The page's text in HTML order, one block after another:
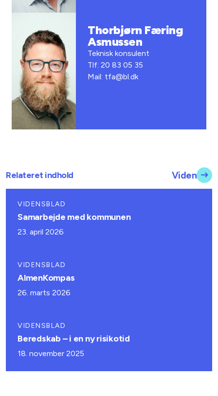
Thorbjørn Færing
Asmussen
Teknisk konsulent
Tlf: 20 83 05 35
Mail: tfa@bl.dk
Relateret indhold Viden
VIDENSBLAD
Samarbejde med kommunen
23. april 2026
VIDENSBLAD
AlmenKompas
26. marts 2026
VIDENSBLAD
Beredskab – i en ny risikotid
18. november 2025